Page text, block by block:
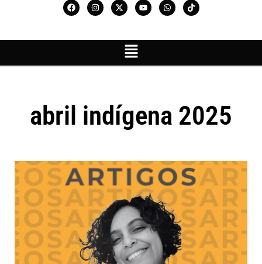
abril indígena 2025